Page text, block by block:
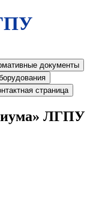
документы
страница
ЛГПУ